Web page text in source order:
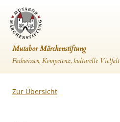
Mutabor Märchenstiftung
Fachwissen, Kompetenz, kulturelle Vielfalt
Zur Übersicht